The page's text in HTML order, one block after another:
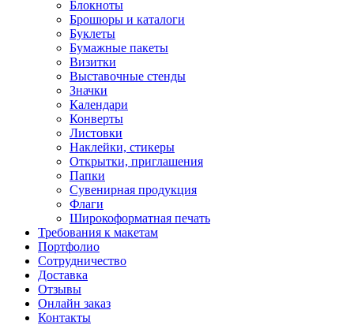
Блокноты
Брошюры и каталоги
Буклеты
Бумажные пакеты
Визитки
Выставочные стенды
Значки
Календари
Конверты
Листовки
Наклейки, стикеры
Открытки, приглашения
Папки
Сувенирная продукция
Флаги
Широкоформатная печать
Требования к макетам
Портфолио
Сотрудничество
Доставка
Отзывы
Онлайн заказ
Контакты